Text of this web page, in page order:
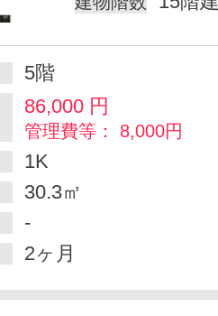
5階
86,000 円
管理費等： 8,000円
1K
30.3㎡
-
2ヶ月